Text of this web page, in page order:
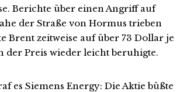
Berichte über einen Angriff auf
der Straße von Hormus trieben
Brent zeitweise auf über 73 Dollar je
der Preis wieder leicht beruhigte.
es Siemens Energy: Die Aktie büßte